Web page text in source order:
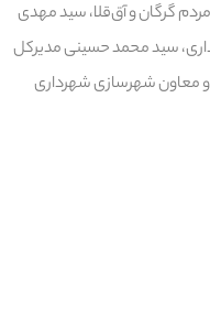
گرگان و آق‌قلا، سید مهدی
سید محمد حسینی مدیرکل
و معاون شهرسازی شهرداری